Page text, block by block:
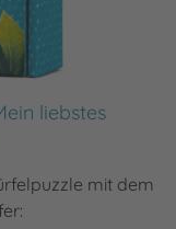
liebstes
mit dem